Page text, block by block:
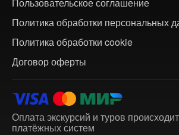
Политика обработки персональных
Политика обработки cookie
Договор оферты
Оплата экскурсий и туров
платёжных систем